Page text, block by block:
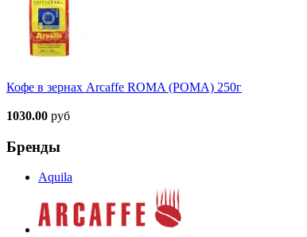
Кофе в зернах Arcaffe ROMA (РОМА) 250г
1030.00 руб
Бренды
Aquila